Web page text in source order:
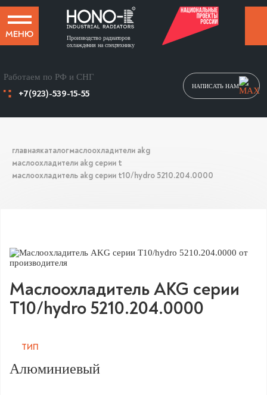
МЕНЮ
Производство радиаторов
охлаждения на спецтехнику
НАПИСАТЬ НАМ
Работаем по РФ и СНГ
+7(923)-539-15-55
главнаякаталогмаслоохладители akg
маслоохладители akg серии t
маслоохладитель akg серии t10/hydro 5210.204.0000
Маслоохладитель AKG серии
T10/hydro 5210.204.0000
ТИП
Алюминиевый